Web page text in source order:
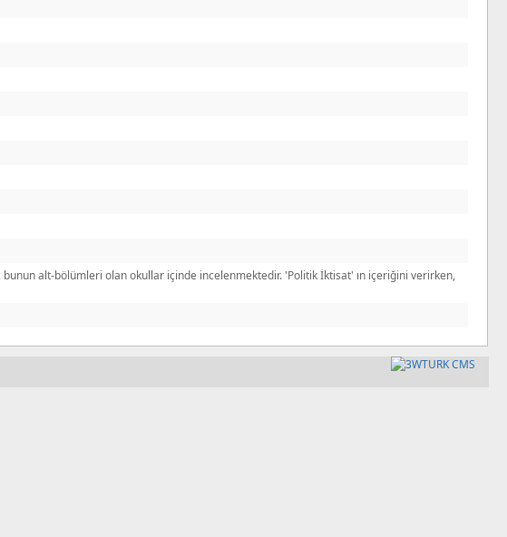
alt-bölümleri olan okullar içinde incelenmektedir. 'Politik İktisat' ın içeriğini verirken,